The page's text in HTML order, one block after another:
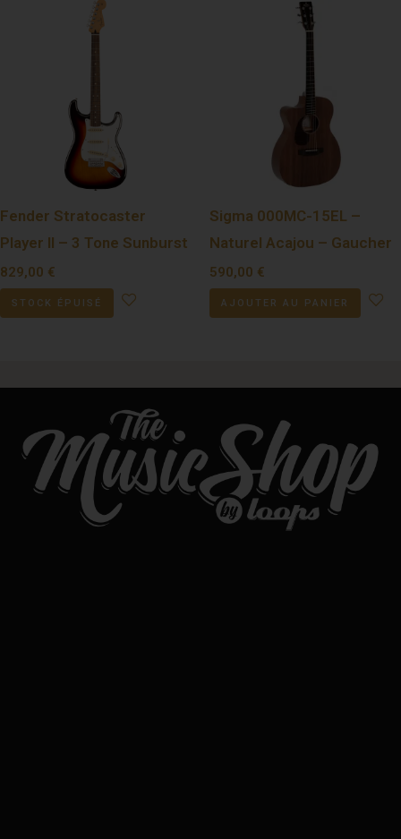
Fender Stratocaster
Player II – 3 Tone Sunburst
829,00 €
STOCK ÉPUISÉ
Sigma 000MC-15EL –
Naturel Acajou – Gaucher
590,00 €
AJOUTER AU PANIER